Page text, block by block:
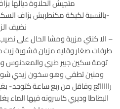
متجيش الحلاوة ديالها
-بالنسبة لكيكة مكنطربش بزاف
نضيف
– الا كنتي مزربة ومشا الحال على
طرفات صغار وقليه مزيان فشوية
تومة سكين جبير طري والمعدنوس
ومنين تطفي وهو سخون زيدي
رااااائع وفاقل من ربع ساعة
البطاطا وديري كاسرونه فيها